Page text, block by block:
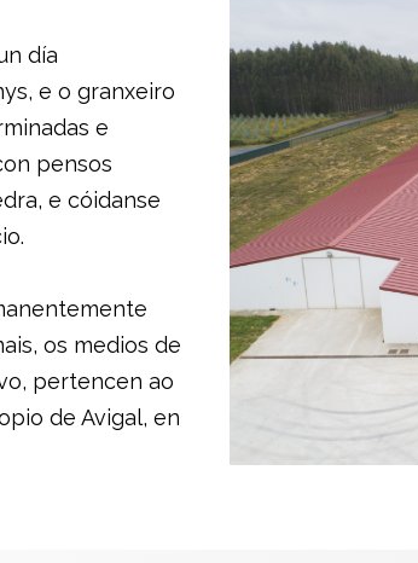
día
e o granxeiro
e
pensos
e cóidanse
os medios de
pertencen ao
de Avigal, en